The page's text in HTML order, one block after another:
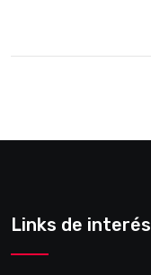
Links de interés